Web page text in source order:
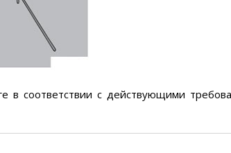
в соответствии с действующими